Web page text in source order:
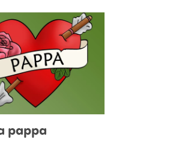
pappa